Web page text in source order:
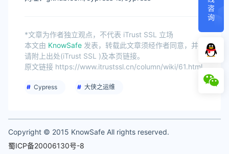
*文章为作者独立观点，不代表 iTrust SSL 立场
本文由 KnowSafe 发表，转载此文章须经作者同意，并
请附上出处(iTrust SSL )及本页链接。
原文链接 https://www.itrustssl.cn/column/wiki/61.html
Cypress 大侠之运维
咨
询
Copyright © 2015 KnowSafe All rights reserved.
蜀ICP备20006130号-8